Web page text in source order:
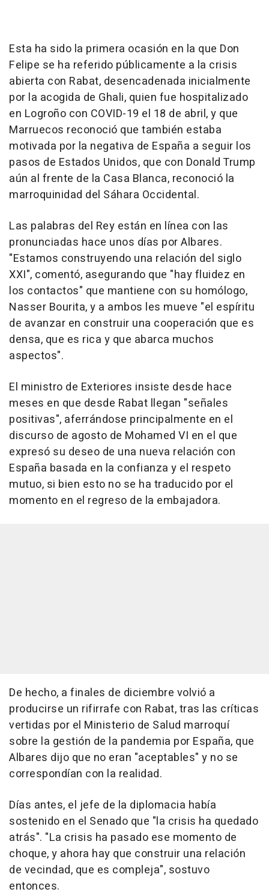
Esta ha sido la primera ocasión en la que Don
Felipe se ha referido públicamente a la crisis
abierta con Rabat, desencadenada inicialmente
por la acogida de Ghali, quien fue hospitalizado
en Logroño con COVID-19 el 18 de abril, y que
Marruecos reconoció que también estaba
motivada por la negativa de España a seguir los
pasos de Estados Unidos, que con Donald Trump
aún al frente de la Casa Blanca, reconoció la
marroquinidad del Sáhara Occidental.
Las palabras del Rey están en línea con las
pronunciadas hace unos días por Albares.
"Estamos construyendo una relación del siglo
XXI", comentó, asegurando que "hay fluidez en
los contactos" que mantiene con su homólogo,
Nasser Bourita, y a ambos les mueve "el espíritu
de avanzar en construir una cooperación que es
densa, que es rica y que abarca muchos
aspectos".
El ministro de Exteriores insiste desde hace
meses en que desde Rabat llegan "señales
positivas", aferrándose principalmente en el
discurso de agosto de Mohamed VI en el que
expresó su deseo de una nueva relación con
España basada en la confianza y el respeto
mutuo, si bien esto no se ha traducido por el
momento en el regreso de la embajadora.
De hecho, a finales de diciembre volvió a
producirse un rifirrafe con Rabat, tras las críticas
vertidas por el Ministerio de Salud marroquí
sobre la gestión de la pandemia por España, que
Albares dijo que no eran "aceptables" y no se
correspondían con la realidad.
Días antes, el jefe de la diplomacia había
sostenido en el Senado que "la crisis ha quedado
atrás". "La crisis ha pasado ese momento de
choque, y ahora hay que construir una relación
de vecindad, que es compleja", sostuvo
entonces.